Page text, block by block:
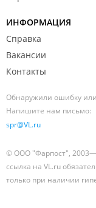
ИНФОРМАЦИЯ
Справка
Вакансии
Контакты
Обнаружили ошибку
Напишите нам письмо:
spr@VL.ru
© ООО "Фарпост",
ссылка на VL.ru
только при наличии